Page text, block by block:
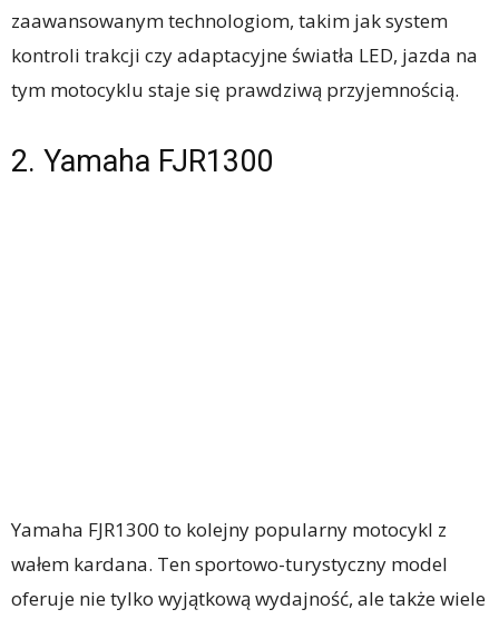
zaawansowanym technologiom, takim jak system
kontroli trakcji czy adaptacyjne światła LED, jazda na
tym motocyklu staje się prawdziwą przyjemnością.
2. Yamaha FJR1300
Yamaha FJR1300 to kolejny popularny motocykl z
wałem kardana. Ten sportowo-turystyczny model
oferuje nie tylko wyjątkową wydajność, ale także wiele